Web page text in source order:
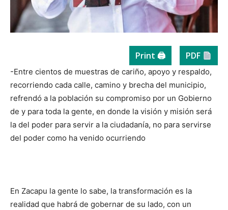
Print 🖨 PDF
-Entre cientos de muestras de cariño, apoyo y respaldo,
recorriendo cada calle, camino y brecha del municipio,
refrendó a la población su compromiso por un Gobierno
de y para toda la gente, en donde la visión y misión será
la del poder para servir a la ciudadanía, no para servirse
del poder como ha venido ocurriendo
En Zacapu la gente lo sabe, la transformación es la
realidad que habrá de gobernar de su lado, con un